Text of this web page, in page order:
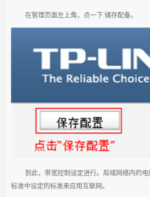
在管理页面左上角，点一下 储存配备。
到此，带宽控制设定进行。局域网络内的
标准中设定的标准来应用互联网。